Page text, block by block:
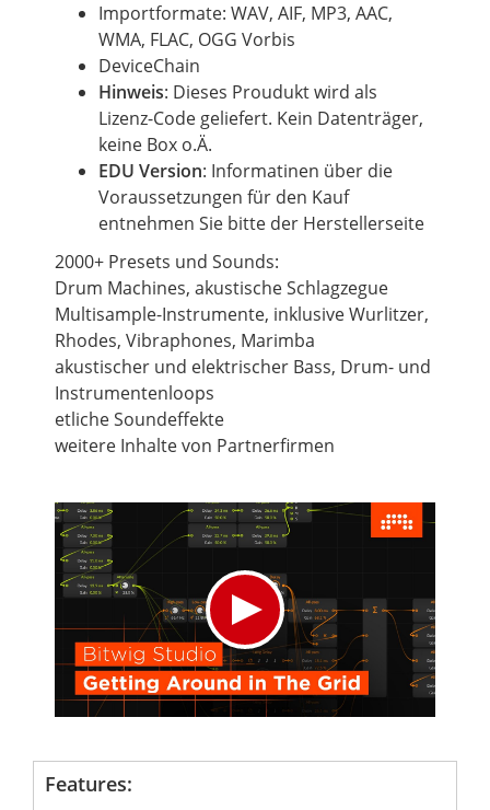
Importformate: WAV, AIF, MP3, AAC,
WMA, FLAC, OGG Vorbis
DeviceChain
Hinweis: Dieses Proudukt wird als
Lizenz-Code geliefert. Kein Datenträger,
keine Box o.Ä.
EDU Version: Informatinen über die
Voraussetzungen für den Kauf
entnehmen Sie bitte der Herstellerseite
2000+ Presets und Sounds:
Drum Machines, akustische Schlagzegue
Multisample-Instrumente, inklusive Wurlitzer,
Rhodes, Vibraphones, Marimba
akustischer und elektrischer Bass, Drum- und
Instrumentenloops
etliche Soundeffekte
weitere Inhalte von Partnerfirmen
Features: